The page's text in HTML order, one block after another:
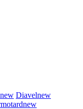
new Diavelnew
new